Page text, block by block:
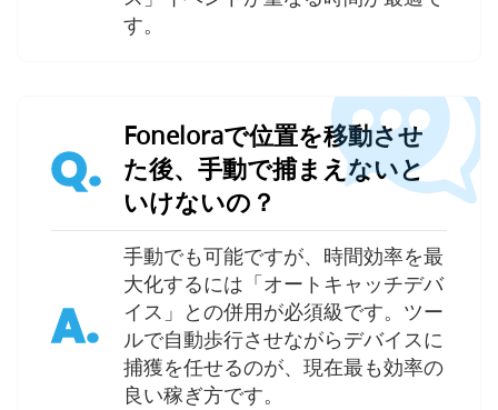
す。
Q.
Foneloraで位置を移動させ
た後、手動で捕まえないと
いけないの？
A.
手動でも可能ですが、時間効率を最
大化するには「オートキャッチデバ
イス」との併用が必須級です。ツー
ルで自動歩行させながらデバイスに
捕獲を任せるのが、現在最も効率の
良い稼ぎ方です。